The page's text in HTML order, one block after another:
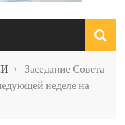
›
Заседание Совета
неделе на